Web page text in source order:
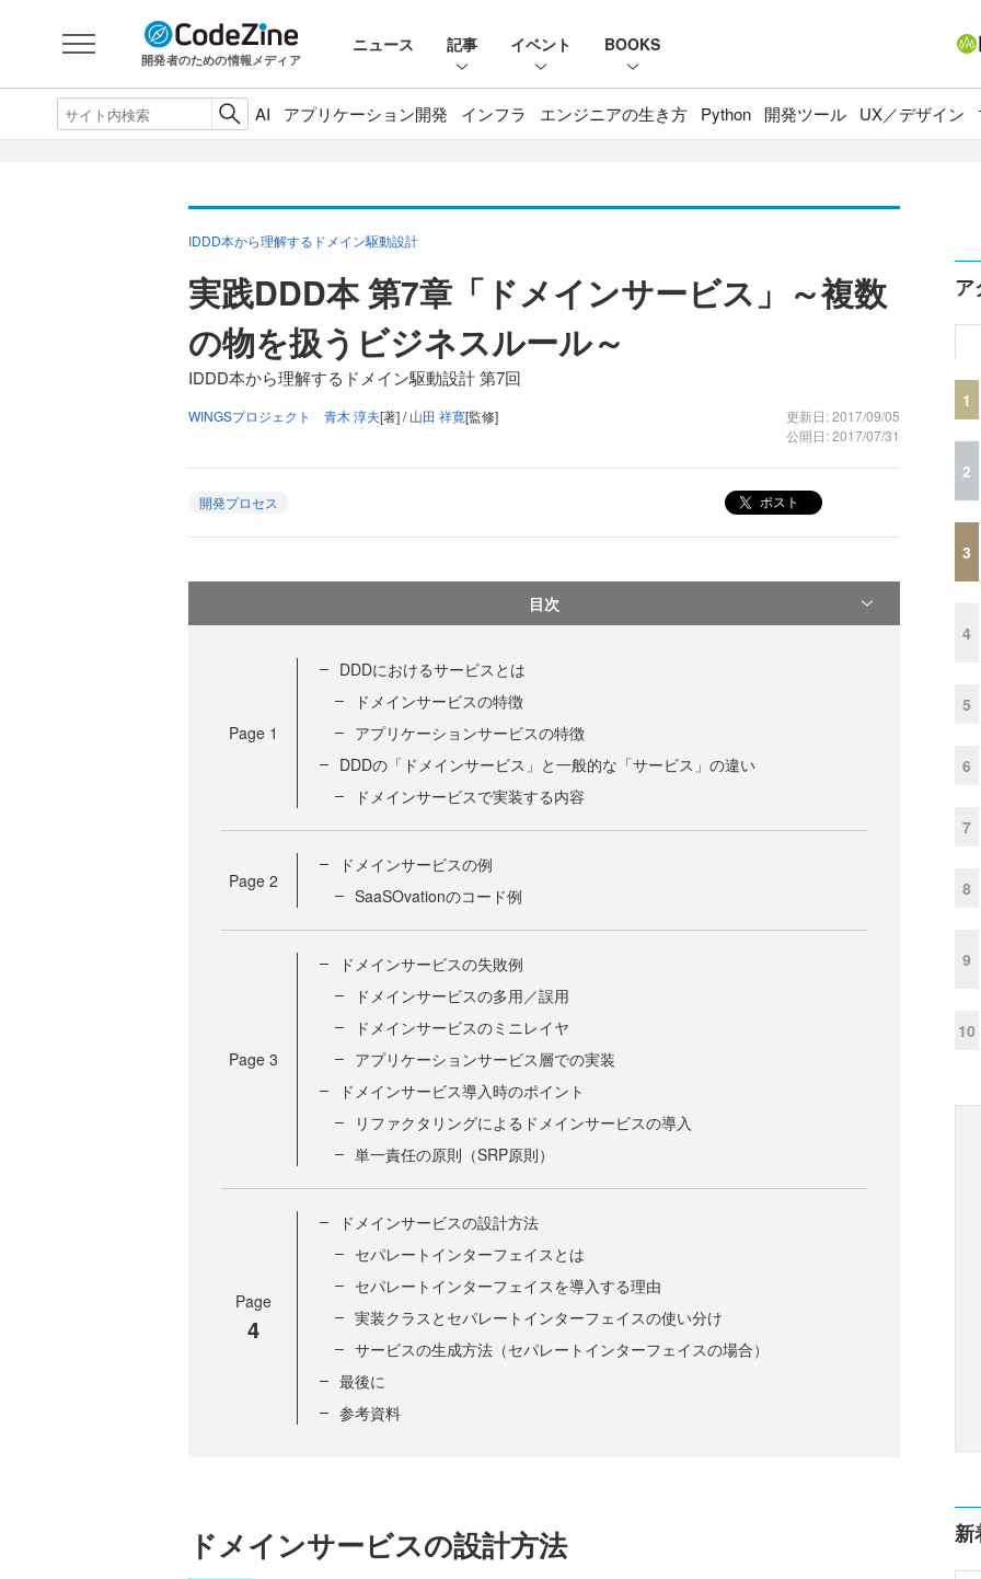
開発者のための情報メディア
ニュース 記事 イベント BOOKS
AI アプリケーション開発 インフラ エンジニアの生き方 Python 開発ツール UX／デザイン
IDDD本から理解するドメイン駆動設計
実践DDD本 第7章「ドメインサービス」～複数
の物を扱うビジネスルール～
IDDD本から理解するドメイン駆動設計 第7回
WINGSプロジェクト 青木 淳夫[著] /山田 祥寛[監修]
更新日: 2017/09/05
公開日: 2017/07/31
開発プロセス ポスト
目次
Page 1
DDDにおけるサービスとは
ドメインサービスの特徴
アプリケーションサービスの特徴
DDDの「ドメインサービス」と一般的な「サービス」の違い
ドメインサービスで実装する内容
Page 2
ドメインサービスの例
SaaSOvationのコード例
Page 3
ドメインサービスの失敗例
ドメインサービスの多用／誤用
ドメインサービスのミニレイヤ
アプリケーションサービス層での実装
ドメインサービス導入時のポイント
リファクタリングによるドメインサービスの導入
単一責任の原則（SRP原則）
Page
4
ドメインサービスの設計方法
セパレートインターフェイスとは
セパレートインターフェイスを導入する理由
実装クラスとセパレートインターフェイスの使い分け
サービスの生成方法（セパレートインターフェイスの場合）
最後に
参考資料
ドメインサービスの設計方法
ア
1
2
3
4
5
6
7
8
9
10
新